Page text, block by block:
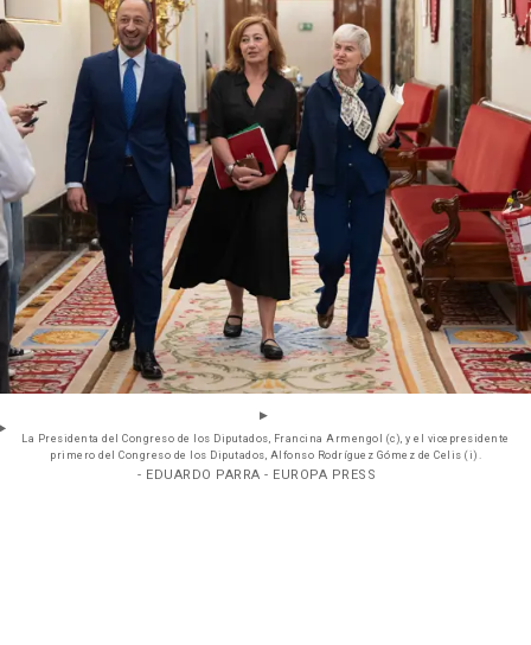
La Presidenta del Congreso de los Diputados, Francina Armengol (c), y el vicepresidente
primero del Congreso de los Diputados, Alfonso Rodríguez Gómez de Celis (i).
- EDUARDO PARRA - EUROPA PRESS